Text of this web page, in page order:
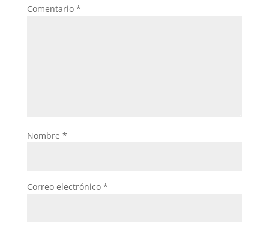
Comentario *
Nombre *
Correo electrónico *